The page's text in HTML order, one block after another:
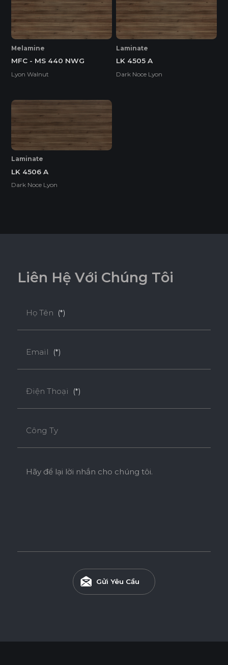
nhau.
Melamine
MFC - MS 440 NWG
Lyon Walnut
Laminate
LK 4505 A
Dark Noce Lyon
Laminate
LK 4506 A
Dark Noce Lyon
Liên Hệ Với Chúng Tôi
Họ Tên (*)
Email (*)
Điện Thoại (*)
Công Ty
Hãy để lại lời nhắn cho chúng tôi.
Gửi Yêu Cầu